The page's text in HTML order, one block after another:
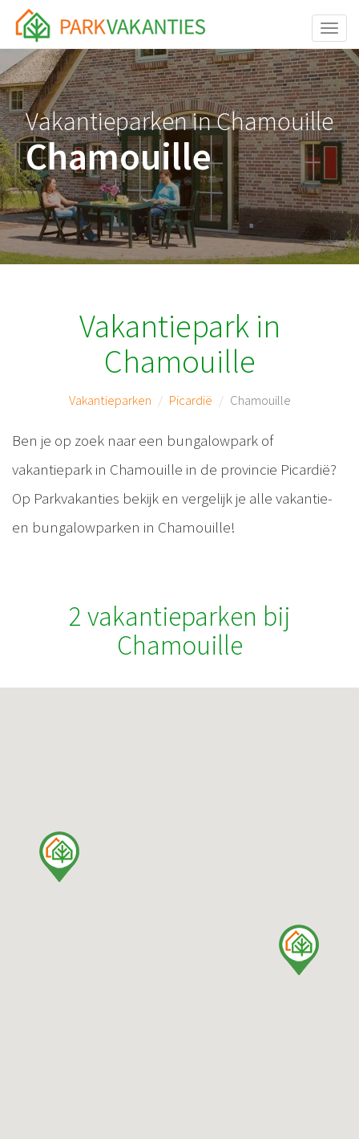
<body id="page-top">
Vakantieparken in Chamouille
Chamouille
Vakantiepark in
Chamouille
Vakantieparken Picardië Chamouille
Ben je op zoek naar een bungalowpark of
vakantiepark in Chamouille in de provincie Picardië?
Op Parkvakanties bekijk en vergelijk je alle vakantie-
en bungalowparken in Chamouille!
2 vakantieparken bij
Chamouille